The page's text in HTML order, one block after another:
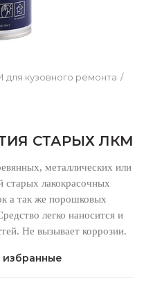
для кузовного ремонта
СТАРЫХ ЛКМ
металлических или
старых лакокрасочных
а так же порошковых
легко наносится и
Не вызывает коррозии.